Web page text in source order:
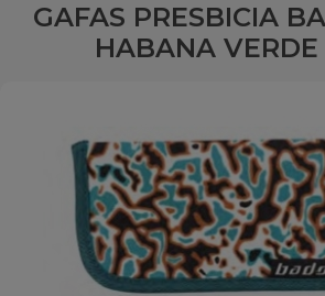
GAFAS PRESBICIA
HABANA